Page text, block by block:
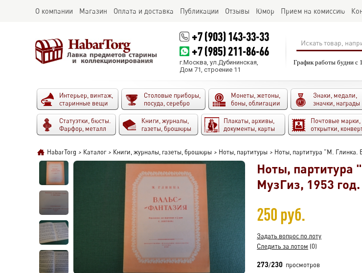
О компании Магазин Оплата и доставка Публикации Отзывы Юмор Прием на комиссию
+7 (903) 143-33-33
+7 (985) 211-86-66
г.Москва, ул.Дубининская,
Дом 71, строение 11
График работы будни с
Интерьер, винтаж,
старинные вещи
Столовые приборы,
посуда, серебро
Монеты, жетоны,
боны, облигации
Знаки, медали,
значки, награды
Статуэтки, бюсты.
Фарфор, металл
Книги, журналы,
газеты, брошюры
Плакаты, архивы,
документы, карты
Почтовые марки,
открытки,
HabarTorg > Каталог > Книги, журналы, газеты, брошюры > Ноты, партитуры > Ноты, партитура "М. Глинка.
Ноты, партитура
МузГиз, 1953
250 руб.
Задать вопрос по лоту
Следить за лотом (0)
273/230 просмотров